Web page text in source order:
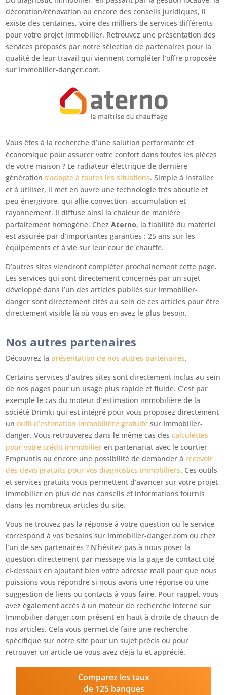
décoration/rénovation ou encore des conseils juridiques, il
existe des centaines, voire des milliers de services différents
pour votre projet immobilier. Retrouvez une présentation des
services proposés par notre sélection de partenaires pour la
qualité de leur travail qui viennent compléter l’offre proposée
sur Immobilier-danger.com.
Vous êtes à la recherche d’une solution performante et
économique pour assurer votre confort dans toutes les pièces
de votre maison ? Le radiateur électrique de dernière
générations’adapte à toutes les situations. Simple à installer
et à utiliser, il met en ouvre une technologie très aboutie et
peu énergivore, qui allie convection, accumulation et
rayonnement. Il diffuse ainsi la chaleur de manière
parfaitement homogène. ChezAterno, la fiabilité du matériel
est assurée par d’importantes garanties : 25 ans sur les
équipements et à vie sur leur cour de chauffe.
D’autres sites viendront compléter prochainement cette page.
Les services qui sont directement concernés par un sujet
développé dans l’un des articles publiés sur Immobilier-
danger sont directement cités au sein de ces articles pour être
directement visible là où vous en avez le plus besoin.
Nos autres partenaires
Découvrez la présentation de nos autres partenaires.
Certains services d’autres sites sont directement inclus au sein
de nos pages pour un usage plus rapide et fluide. C’est par
exemple le cas du moteur d’estimation immobilière de la
société Drimki qui est intégré pour vous proposez directement
unoutil d’estimation immobilière gratuite sur Immobilier-
danger. Vous retrouverez dans le même cas descalculettes
pour votre crédit immobilier en partenariat avec le courtier
Empruntis ou encore une possibilité de demander à recevoir
des devis gratuits pour vos diagnostics immobiliers. Ces outils
et services gratuits vous permettent d’avancer sur votre projet
immobilier en plus de nos conseils et informations fournis
dans les nombreux articles du site.
Vous ne trouvez pas la réponse à votre question ou le service
correspond à vos besoins sur Immobilier-danger.com ou chez
l’un de ses partenaires ? N’hésitez pas à nous poser la
question directement par message via la page de contact cité
ci-dessous en ajoutant bien votre adresse mail pour que nous
puissions vous répondre si nous avons une réponse ou une
suggestion de liens ou contacts à vous faire. Pour rappel, vous
avez également accès à un moteur de recherche interne sur
Immobilier-danger.com présent en haut à droite de chaucn de
nos articles. Cela vous permet de faire une recherche
spécifique sur notre site pour un sujet précis ou pour
retrouver un article ue vous avez déjà lu et apprécié.
Comparez les taux
de 125 banques